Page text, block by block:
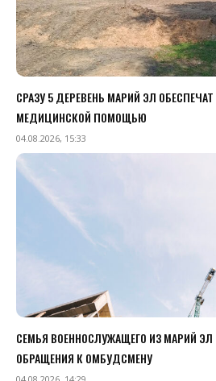
СРАЗУ 5 ДЕРЕВЕНЬ МАРИЙ ЭЛ
МЕДИЦИНСКОЙ ПОМОЩЬЮ
04.08.2026, 15:33
СЕМЬЯ ВОЕННОСЛУЖАЩЕГО ИЗ МАРИЙ
ОБРАЩЕНИЯ К ОМБУДСМЕНУ